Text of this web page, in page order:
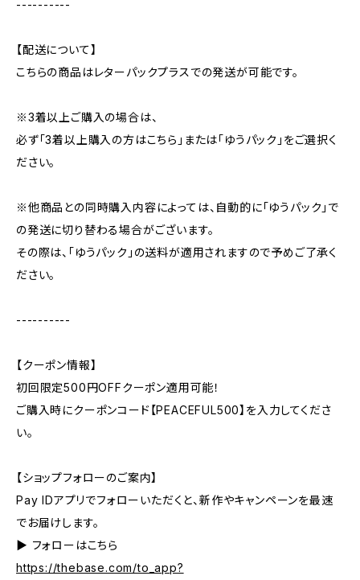
----------
【配送について】
こちらの商品はレターパックプラスでの発送が可能です。
※3着以上ご購入の場合は、
必ず「3着以上購入の方はこちら」または「ゆうパック」をご選択く
ださい。
※他商品との同時購入内容によっては、自動的に「ゆうパック」で
の発送に切り替わる場合がございます。
その際は、「ゆうパック」の送料が適用されますので予めご了承く
ださい。
----------
【クーポン情報】
初回限定500円OFFクーポン適用可能！
ご購入時にクーポンコード【PEACEFUL500】を入力してくださ
い。
【ショップフォローのご案内】
Pay IDアプリでフォローいただくと、新作やキャンペーンを最速
でお届けします。
▶︎ フォローはこちら
https://thebase.com/to_app?